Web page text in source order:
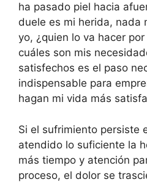
ha pasado piel hacia
duele es mi herida, nada
yo, ¿quien lo va hacer
cuáles son mis
satisfechos es el paso
indispensable para
hagan mi vida más
Si el sufrimiento persiste
atendido lo suficiente la
más tiempo y atención
proceso, el dolor se